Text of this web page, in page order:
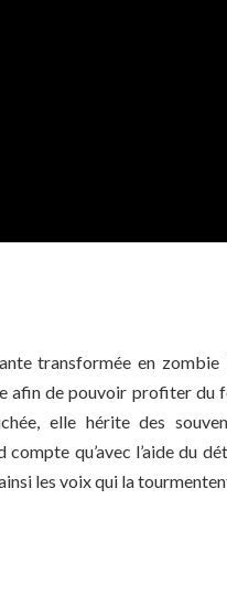
transformée en zombie
afin de pouvoir profiter du
elle hérite des
compte qu’avec l’aide du
les voix qui la